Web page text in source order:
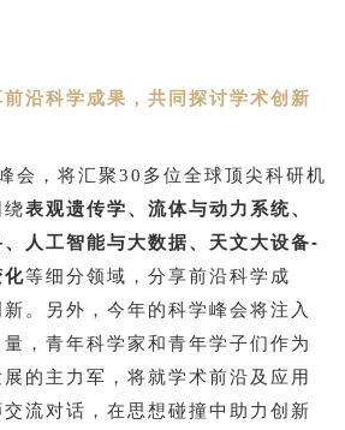
沿科学成果，共同探讨学术创新
会，将汇聚30多位全球顶尖科研机
表观遗传学、流体与动力系统、
人工智能与大数据、天文大设备-
化等细分领域，分享前沿科学成
。另外，今年的科学峰会将注入
，青年科学家和青年学子们作为
的主力军，将就学术前沿及应用
流对话，在思想碰撞中助力创新